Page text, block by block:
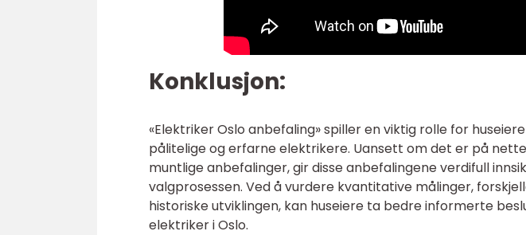
Konklusjon:
«Elektriker Oslo anbefaling» spiller en viktig rolle for
pålitelige og erfarne elektrikere. Uansett om det er på
muntlige anbefalinger, gir disse anbefalingene verdifull
valgprosessen. Ved å vurdere kvantitative målinger,
historiske utviklingen, kan huseiere ta bedre informerte
elektriker i Oslo.